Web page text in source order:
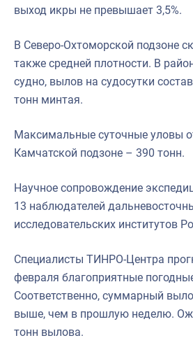
выход икры не превышает 3,5%.
В Северо-Охтоморской подзоне
также средней плотности. В
судно, вылов на судосутки
тонн минтая.
Максимальные суточные уловы
Камчатской подзоне – 390 тонн.
Научное сопровождение
13 наблюдателей
исследовательских институтов
Специалисты ТИНРО-Центра
февраля благоприятные
Соответственно, суммарный
выше, чем в прошлую неделю.
тонн вылова.